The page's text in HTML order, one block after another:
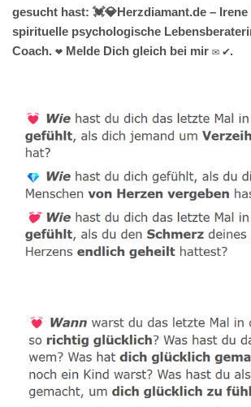
gesucht hast: 💓️💎Herzdiamant.de –
spirituelle psychologische
Coach. ❤ Melde Dich gleich bei mir ✉ ✔.